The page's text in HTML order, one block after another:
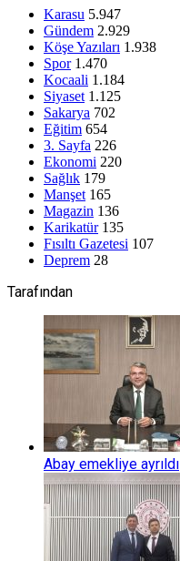
Karasu 5.947
Gündem 2.929
Köşe Yazıları 1.938
Spor 1.470
Kocaali 1.184
Siyaset 1.125
Sakarya 702
Eğitim 654
3. Sayfa 226
Ekonomi 220
Sağlık 179
Manşet 165
Magazin 136
Karikatür 135
Fısıltı Gazetesi 107
Deprem 28
Tarafından
Abay emekliye ayrıldı